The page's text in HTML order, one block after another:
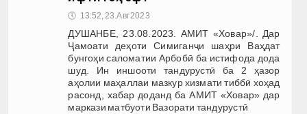
🕔 13:52, 23.Авг 2023
ДУШАНБЕ, 23.08.2023. АМИТ «Ховар»/. Дар
Ҷамоати деҳоти Симиганҷи шаҳри Ваҳдат
бунгоҳи саломатии Арбобӣ ба истифода дода
шуд. Ин иншооти тандурустӣ ба 2 ҳазор
аҳолии маҳаллаи мазкур хизмати тиббӣ хоҳад
расонд, хабар доданд ба АМИТ «Ховар» дар
маркази матбуоти Вазорати тандурустӣ